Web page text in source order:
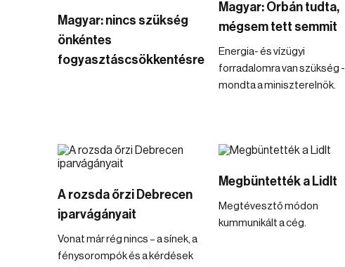
Magyar: nincs szükség
önkéntes
fogyasztáscsökkentésre
Magyar: Orbán tudta,
mégsem tett semmit
Energia- és vízügyi
forradalomra van szükség -
mondta a miniszterelnök.
A rozsda őrzi Debrecen
iparvágányait
Vonat már rég nincs – a sínek, a
fénysorompók és a kérdések
Megbüntették a Lidlt
Megtévesztő módon
kummunikált a cég.